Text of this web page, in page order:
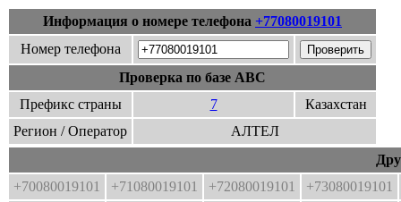
Информация о номере телефона +77080019101
Номер телефона
Проверка по базе ABC
Префикс страны
7
Казахстан
Регион / Оператор
АЛТЕЛ
+70080019101
+71080019101 +72080019101
+73080019101